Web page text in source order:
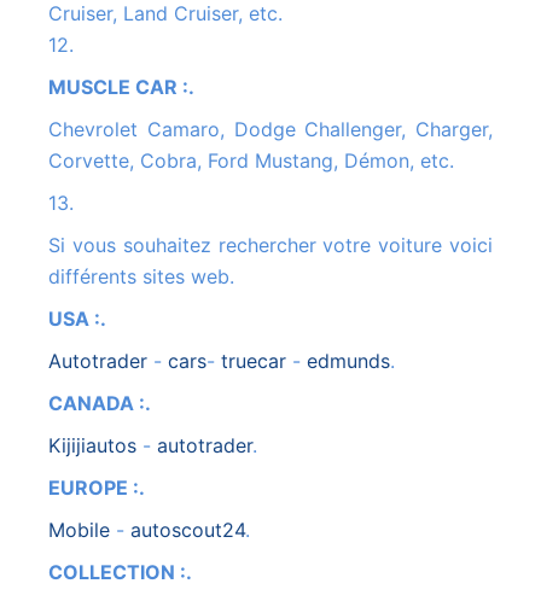
Cruiser, Land Cruiser, etc.
12.
MUSCLE CAR :.
Chevrolet Camaro, Dodge Challenger, Charger,
Corvette, Cobra, Ford Mustang, Démon, etc.
13.
Si vous souhaitez rechercher votre voiture voici
différents sites web.
USA :.
autotrader - cars- truecar - edmunds.
CANADA :.
kijijiautos - autotrader.
EUROPE :.
mobile - autoscout24.
COLLECTION :.